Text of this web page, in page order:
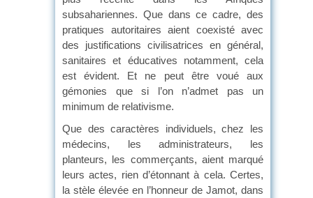
subsahariennes. Que dans ce cadre, des
pratiques autoritaires aient coexisté avec
des justifications civilisatrices en général,
sanitaires et éducatives notamment, cela
est évident. Et ne peut être voué aux
gémonies que si l’on n’admet pas un
minimum de relativisme.
Que des caractères individuels, chez les
médecins, les administrateurs, les
planteurs, les commerçants, aient marqué
leurs actes, rien d’étonnant à cela. Certes,
la stèle élevée en l’honneur de Jamot, dans